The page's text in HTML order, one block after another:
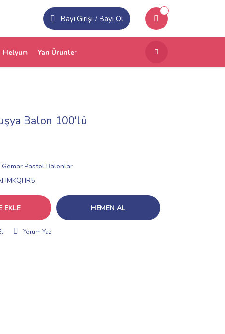
Bayi Girişi / Bayi Ol
Helyum Yan Ürünler
Balon 100'lü
Gemar Pastel Balonlar
EKLE HEMEN AL
Yorum Yaz